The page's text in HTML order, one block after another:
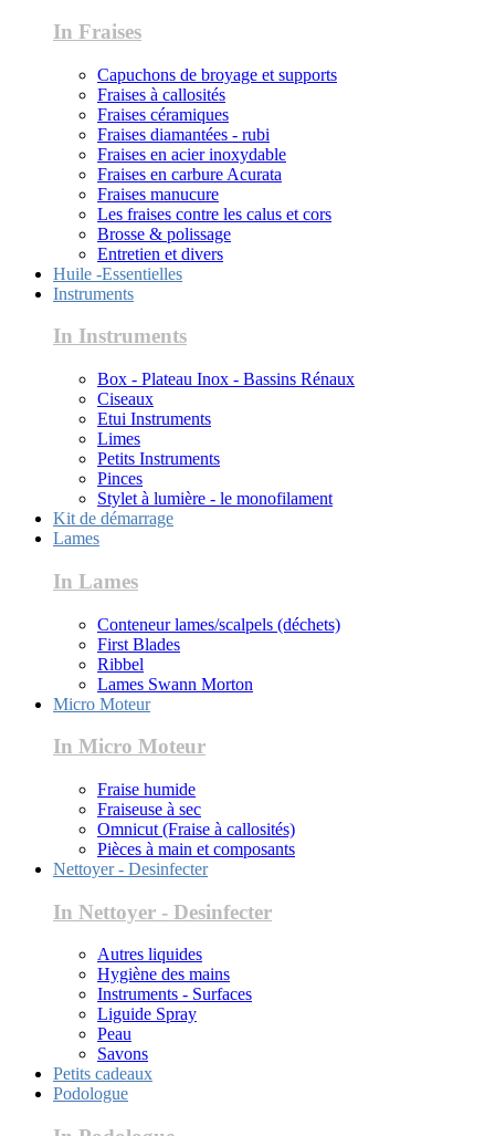
In Fraises
Capuchons de broyage et supports
Fraises à callosités
Fraises céramiques
Fraises diamantées - rubi
Fraises en acier inoxydable
Fraises en carbure Acurata
Fraises manucure
Les fraises contre les calus et cors
Brosse & polissage
Entretien et divers
Huile -Essentielles
Instruments
In Instruments
Box - Plateau Inox - Bassins Rénaux
Ciseaux
Etui Instruments
Limes
Petits Instruments
Pinces
Stylet à lumière - le monofilament
Kit de démarrage
Lames
In Lames
Conteneur lames/scalpels (déchets)
First Blades
Ribbel
Lames Swann Morton
Micro Moteur
In Micro Moteur
Fraise humide
Fraiseuse à sec
Omnicut (Fraise à callosités)
Pièces à main et composants
Nettoyer - Desinfecter
In Nettoyer - Desinfecter
Autres liquides
Hygiène des mains
Instruments - Surfaces
Liguide Spray
Peau
Savons
Petits cadeaux
Podologue